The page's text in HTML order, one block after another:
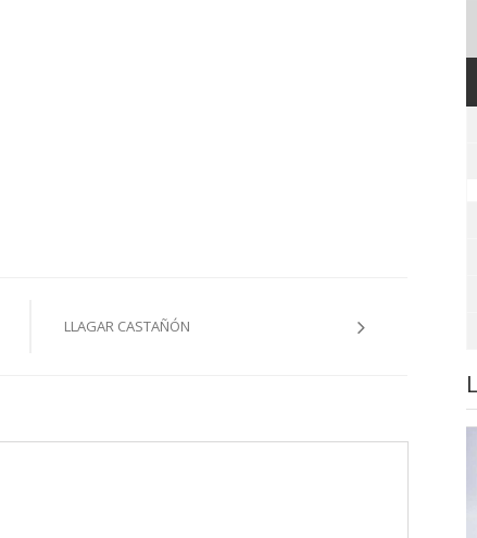
LLAGAR CASTAÑÓN